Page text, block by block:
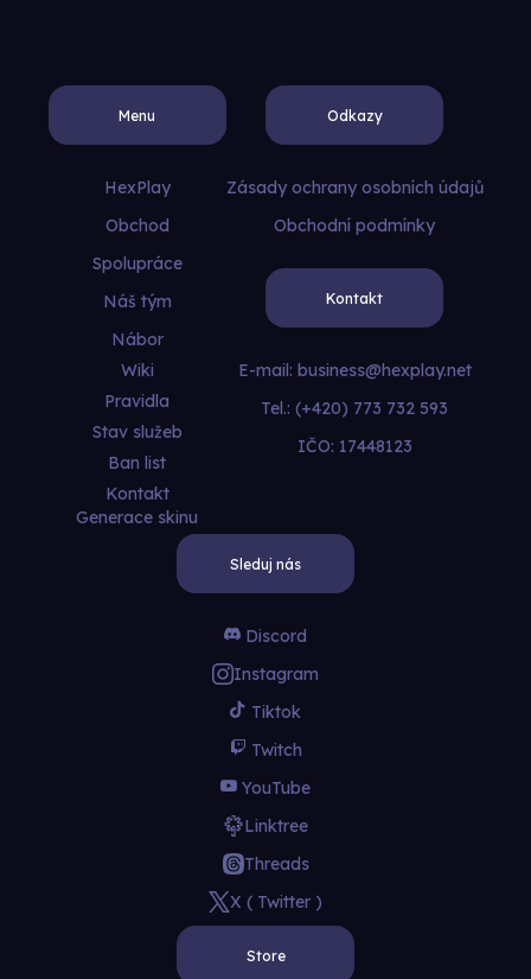
Menu
HexPlay
Obchod
Spolupráce
Náš tým
Nábor
Wiki
Pravidla
Stav služeb
Ban list
Kontakt
Generace skinu
Odkazy
Zásady ochrany osobních údajů
Obchodní podmínky
Kontakt
E-mail: business@hexplay.net
Tel.: (+420) 773 732 593
IČO: 17448123
Sleduj nás
Discord
Instagram
Tiktok
Twitch
YouTube
Linktree
Threads
X ( Twitter )
Store